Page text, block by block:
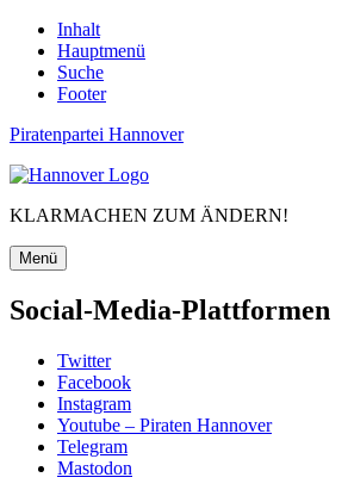
Inhalt
Hauptmenü
Suche
Footer
Piratenpartei Hannover
KLARMACHEN ZUM ÄNDERN!
Menü
Social-Media-Plattformen
Twitter
Facebook
Instagram
Youtube – Piraten Hannover
Telegram
Mastodon